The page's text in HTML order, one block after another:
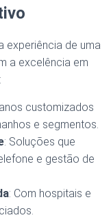
experiência de uma
a excelência em
customizados
e segmentos.
: Soluções que
e gestão de
: Com hospitais e